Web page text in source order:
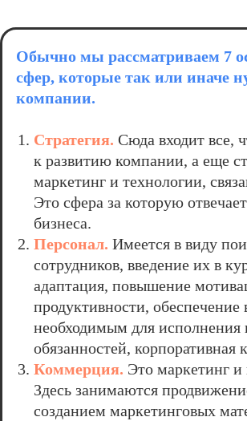
Обычно мы рассматриваем 7
сфер, которые так или иначе
компании.
Стратегия. Сюда входит все,
к развитию компании, а еще
маркетинг и технологии,
Это сфера за которую
бизнеса.
Персонал. Имеется в виду
сотрудников, введение их в
адаптация, повышение
продуктивности, обеспечение
необходимым для исполнения
обязанностей, корпоративная
Коммерция. Это маркетинг
Здесь занимаются
созданием маркетинговых